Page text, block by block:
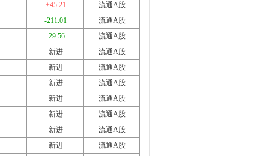
+45.21
流通A股
-211.01
流通A股
-29.56
流通A股
新进
流通A股
新进
流通A股
新进
流通A股
新进
流通A股
新进
流通A股
新进
流通A股
新进
流通A股